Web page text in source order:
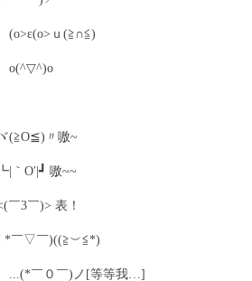
(o>ε(o>ｕ(≧∩≦)
o(^▽^)o
(≧O≦)〃嗷~
｀O′|┛ 嗷~~
￣3￣)> 表！
( *￣▽￣)((≧︶≦*)
...(*￣０￣)ノ[等等我…]